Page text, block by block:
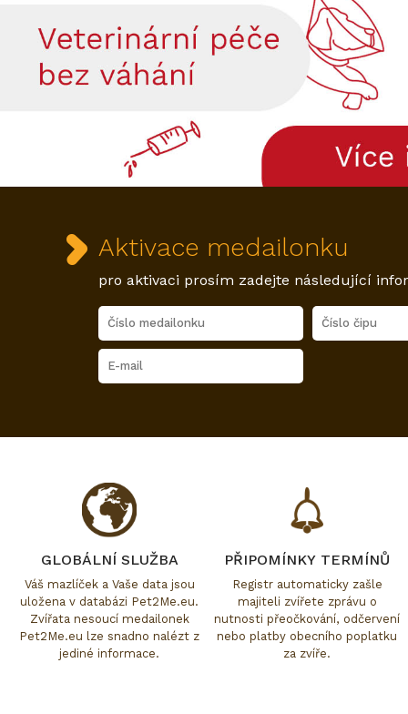
Aktivace medailonku
pro aktivaci prosím zadejte následující
GLOBÁLNÍ SLUŽBA
Váš mazlíček a Vaše data jsou
uložena v databázi Pet2Me.eu.
Zvířata nesoucí medailonek
Pet2Me.eu lze snadno nalézt z
jediné informace.
PŘIPOMÍNKY TERMÍNŮ
Registr automaticky zašle
majiteli zvířete zprávu o
nutnosti přeočkování, odčervení
nebo platby obecního poplatku
za zvíře.